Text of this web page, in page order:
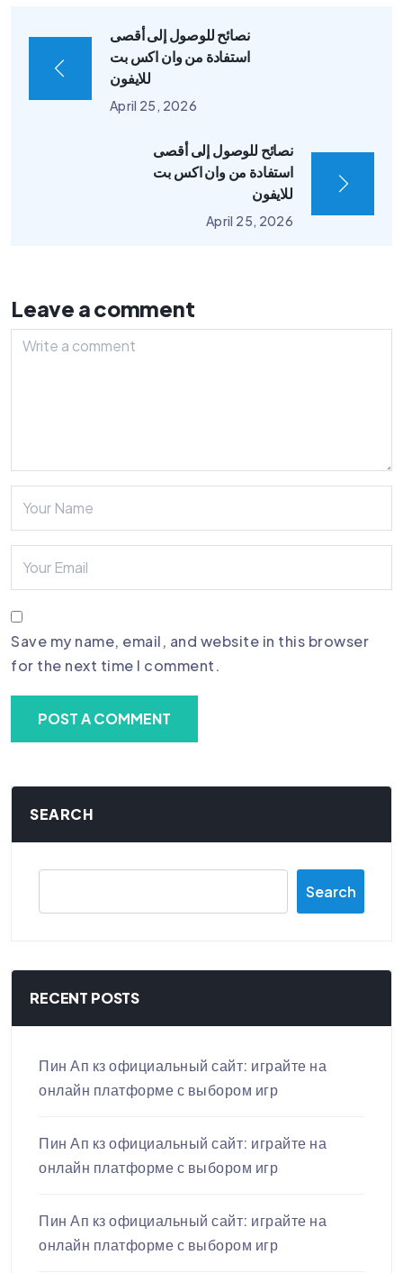
نصائح للوصول إلى أقصى
استفادة من وان اكس بت
للايفون
April 25, 2026
نصائح للوصول إلى أقصى
استفادة من وان اكس بت
للايفون
April 25, 2026
Leave a comment
Save my name, email, and website in this browser
for the next time I comment.
SEARCH
Search
RECENT POSTS
Пин Ап кз официальный сайт: играйте на
онлайн платформе с выбором игр
Пин Ап кз официальный сайт: играйте на
онлайн платформе с выбором игр
Пин Ап кз официальный сайт: играйте на
онлайн платформе с выбором игр